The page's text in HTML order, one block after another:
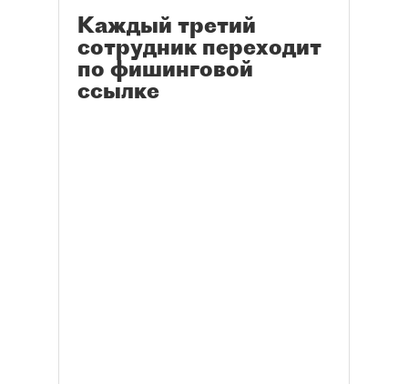
Каждый третий
сотрудник переходит
по фишинговой
ссылке